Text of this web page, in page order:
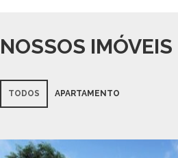
NOSSOS IMÓVEIS
TODOS APARTAMENTO